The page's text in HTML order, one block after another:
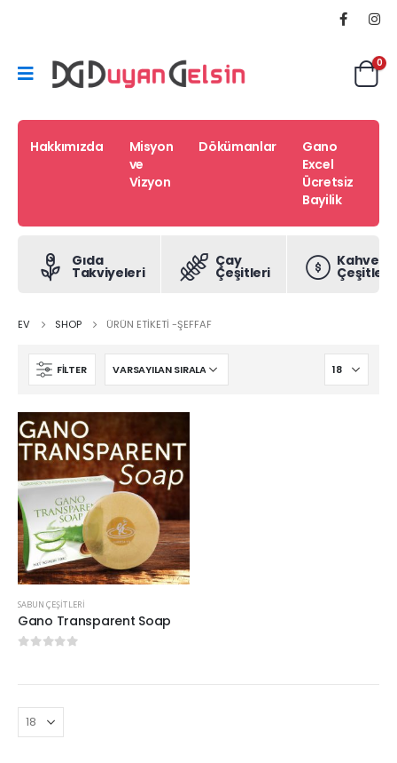
0
Hakkımızda
Misyon
ve
Vizyon
Dökümanlar
Gano
Excel
Ücretsiz
Bayilik
Gıda
Takviyeleri
Çay
Çeşitleri
Kahve
Çeşitleri
EV SHOP ÜRÜN ETIKETI -ŞEFFAF
FILTER
SABUN ÇEŞITLERI
Gano Transparent Soap